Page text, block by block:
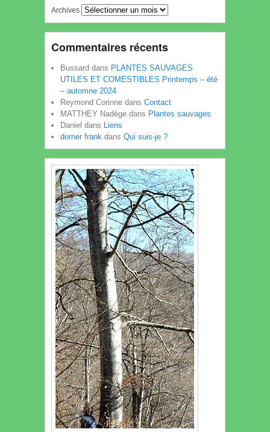
Archives
Commentaires récents
Bussard dans PLANTES SAUVAGES
UTILES ET COMESTIBLES Printemps – été
– automne 2024
Reymond Corinne dans Contact
MATTHEY Nadège dans Plantes sauvages
Daniel dans Liens
dorner frank dans Qui suis-je ?